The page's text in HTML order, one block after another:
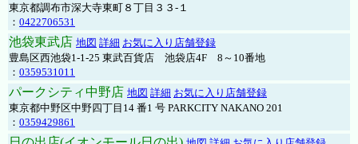
東京都調布市深大寺東町８丁目３３-１
： 0422706531
池袋東武店 地図 詳細 お気に入り店舗登録
豊島区西池袋1-1-25 東武百貨店 池袋店4F 8～10番地
： 0359531011
パークシティ中野店 地図 詳細 お気に入り店舗登録
東京都中野区中野四丁目14 番1 号 PARKCITY NAKANO 201
： 0359429861